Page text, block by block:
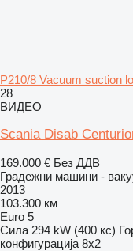
P210/8 Vacuum suction
28
ВИДЕО
Scania Disab
169.000 € Без ДДВ
Градежни машини -
2013
103.300 км
Euro 5
Сила 294 kW (400 кс)
конфигурација 8x2